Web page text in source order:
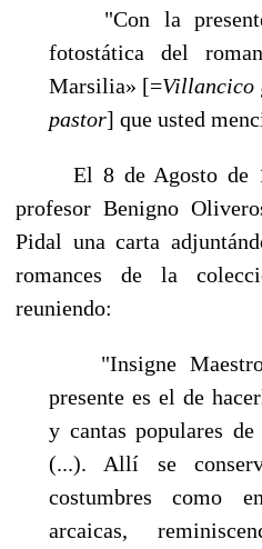
"Con la presente
fotostática del
Marsilia» [=Villancico
pastor] que usted
El 8 de Agosto de
profesor Benigno
Pidal una carta
romances de la
reuniendo:
"Insigne
presente es el de
y can­tas populares
(...). Allí se
costumbres como
arcaicas,